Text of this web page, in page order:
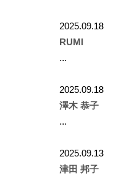
2025.09.18
RUMI
...
2025.09.18
澤木 恭子
...
2025.09.13
津田 邦子